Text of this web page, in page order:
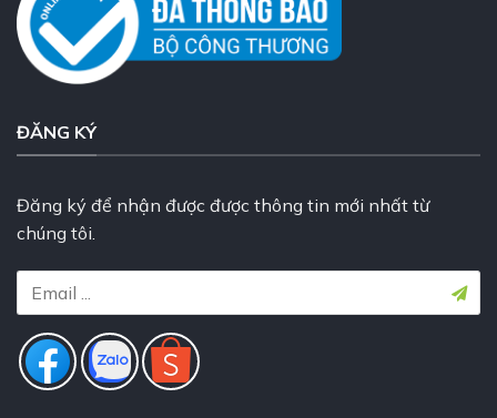
ĐĂNG KÝ
Đăng ký để nhận được được thông tin mới nhất từ
chúng tôi.